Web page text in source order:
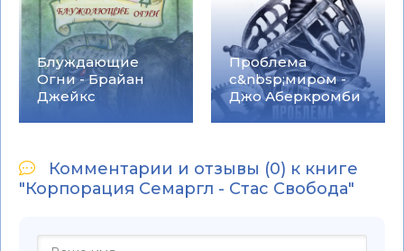
Блуждающие
Огни - Брайан
Джейкс
Проблема
с&nbsp;миром -
Джо Аберкромби
Комментарии и отзывы (0) к книге
"Корпорация Семаргл - Стас Свобода"